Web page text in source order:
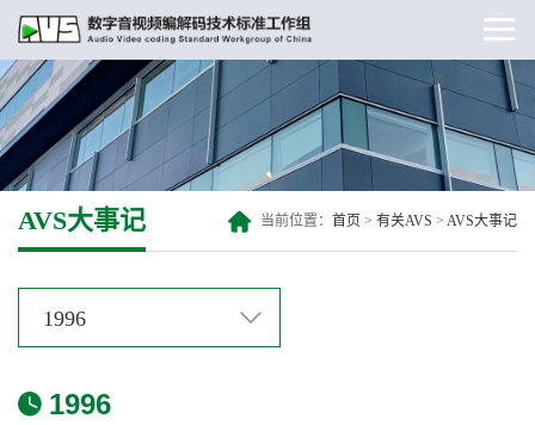
AVS大事记 当前位置： 首页 > 有关AVS > AVS大事记
1996
1996